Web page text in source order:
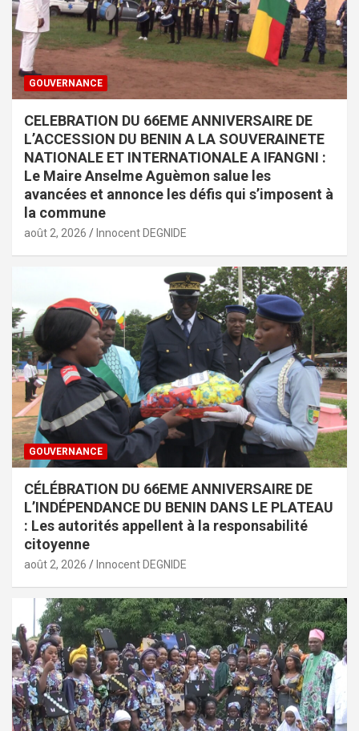
GOUVERNANCE
CELEBRATION DU 66EME ANNIVERSAIRE DE
L’ACCESSION DU BENIN A LA SOUVERAINETE
NATIONALE ET INTERNATIONALE A IFANGNI :
Le Maire Anselme Aguèmon salue les
avancées et annonce les défis qui s’imposent à
la commune
août 2, 2026 Innocent DEGNIDE
GOUVERNANCE
CÉLÉBRATION DU 66EME ANNIVERSAIRE DE
L’INDÉPENDANCE DU BENIN DANS LE PLATEAU
: Les autorités appellent à la responsabilité
citoyenne
août 2, 2026 Innocent DEGNIDE